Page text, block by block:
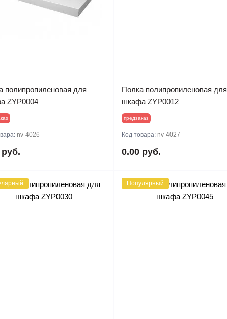
полипропиленовая для
ZYP0004
nv-4026
Полка полипропиленовая для
шкафа ZYP0012
предзаказ
Код товара:nv-4027
0.00 руб.
Популярный